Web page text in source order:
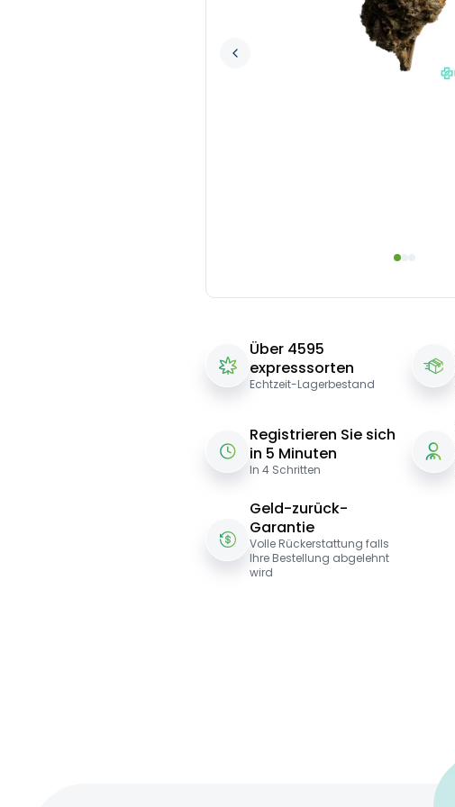
Über 4595
expresssorten
Echtzeit-Lagerbestand
Registrieren Sie sich
in 5 Minuten
In 4 Schritten
Geld-zurück-
Garantie
Volle Rückerstattung falls
Ihre Bestellung abgelehnt
wird